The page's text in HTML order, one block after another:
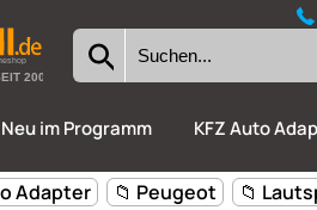
2002
im Programm KFZ Auto
Adapter 📁 Peugeot 📁